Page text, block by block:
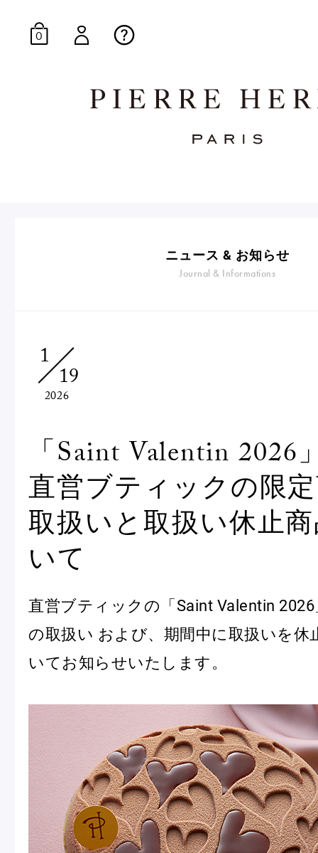
d'Anniversaire
焼き菓子
Sablé et gateaux de
voyage
ク
他
Thés
アイス
季節の商品
Produits de saison
0
ニュース & お知らせ
Journal & Informations
1
19
2026
「Saint Valentin 2026
直営ブティックの限
取扱いと取扱い休止
いて
直営ブティックの「Saint Valentin
の取扱い および、期間中に取扱いを休
いてお知らせいたします。